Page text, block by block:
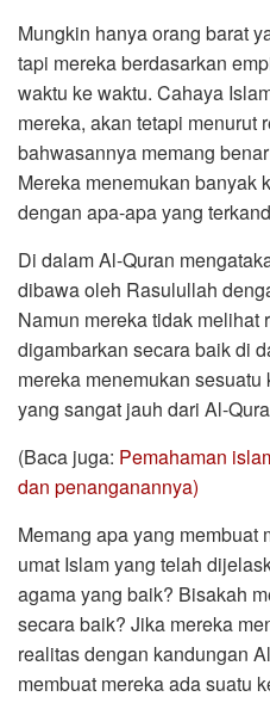
Mungkin hanya orang barat
tapi mereka berdasarkan
waktu ke waktu. Cahaya
mereka, akan tetapi menurut
bahwasannya memang
Mereka menemukan banyak
dengan apa-apa yang
Di dalam Al-Quran
dibawa oleh Rasulullah
Namun mereka tidak melihat
digambarkan secara baik di
mereka menemukan
yang sangat jauh dari Al-
(Baca juga: Pemahaman
dan penanganannya)
Memang apa yang membuat
umat Islam yang telah
agama yang baik? Bisakah
secara baik? Jika mereka
realitas dengan kandungan
membuat mereka ada suatu